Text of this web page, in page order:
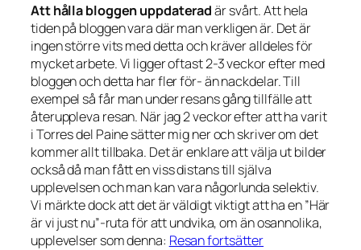
Att hålla bloggen uppdateradär svårt. Att hela
tiden på bloggen vara där man verkligen är. Det är
ingen större vits med detta och kräver alldeles för
mycket arbete. Vi ligger oftast 2-3 veckor efter med
bloggen och detta har fler för- än nackdelar. Till
exempel så får man under resans gång tillfälle att
återuppleva resan. När jag 2 veckor efter att ha varit
i Torres del Paine sätter mig ner och skriver om det
kommer allt tillbaka. Det är enklare att välja ut bilder
också då man fått en viss distans till själva
upplevelsen och man kan vara någorlunda selektiv.
Vi märkte dock att det är väldigt viktigt att ha en ”Här
är vi just nu”-ruta för att undvika, om än osannolika,
upplevelser som denna: Resan fortsätter